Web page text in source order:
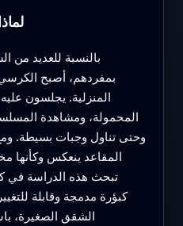
بالنسبة للعديد من
بمفردهم، أصبح
المنزلية. يجلسون
المحمولة، ومشاهدة
وحتى تناول وجبات بسيطة.
المقاعد ينعكس وكأنها
تبحث هذه الدراسة في
كبؤرة مدمجة وقابلة
الشقق الصغيرة،